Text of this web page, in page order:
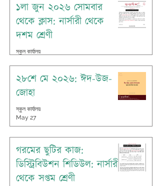
১লা জুন ২০২৬ সোমবার
থেকে ক্লাস: নার্সারী থেকে
দশম শ্রেণী
স্কুল কার্যালয়
২৮শে মে ২০২৬: ঈদ-উজ-
জোহা
স্কুল কার্যালয়
May 27
গরমের ছুটির কাজ:
ডিস্ট্রিবিউশন শিডিউল: নার্সারী
থেকে সপ্তম শ্রেণী